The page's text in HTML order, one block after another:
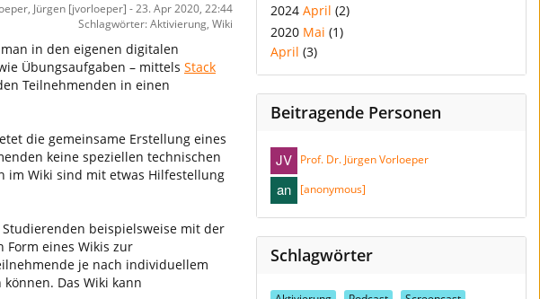
Jürgen [jvorloeper] - 23. Apr 2020, 22:44
Schlagwörter: Aktivierung, Wiki
in den eigenen digitalen
Übungsaufgaben – mittels Stack
Teilnehmenden in einen
die gemeinsame Erstellung eines
keine speziellen technischen
im Wiki sind mit etwas Hilfestellung
beispielsweise mit der
eines Wikis zur
je nach individuellem
Das Wiki kann
2024 April (2)
2020 Mai (1)
April (3)
Beitragende Personen
Prof. Dr. Jürgen Vorloeper
[anonymous]
Schlagwörter